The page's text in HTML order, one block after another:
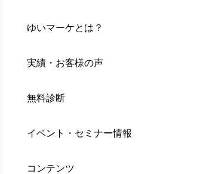
ゆいマーケとは？
実績・お客様の声
無料診断
イベント・セミナー情報
コンテンツ